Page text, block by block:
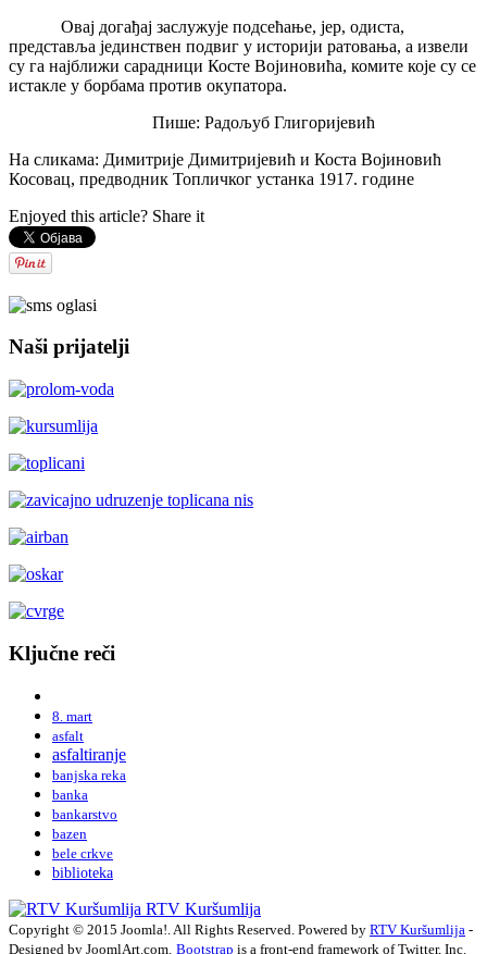
Овај догађај заслужује подсећање, јер, одиста,
представља јединствен подвиг у историји ратовања, а извели
су га најближи сарадници Косте Војиновића, комите које су се
истакле у борбама против окупатора.
Пише: Радољуб Глигоријевић
На сликама: Димитрије Димитријевић и Коста Војиновић
Косовац, предводник Топличког устанка 1917. године
Enjoyed this article? Share it
Naši prijatelji
Ključne reči
8. mart
asfalt
asfaltiranje
banjska reka
banka
bankarstvo
bazen
bele crkve
biblioteka
RTV Kuršumlija
Copyright © 2015 Joomla!. All Rights Reserved. Powered by RTV Kuršumlija -
Designed by JoomlArt.com. Bootstrap is a front-end framework of Twitter, Inc.